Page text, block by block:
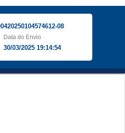
08
Data do Envio
30/03/2025 19:14:54